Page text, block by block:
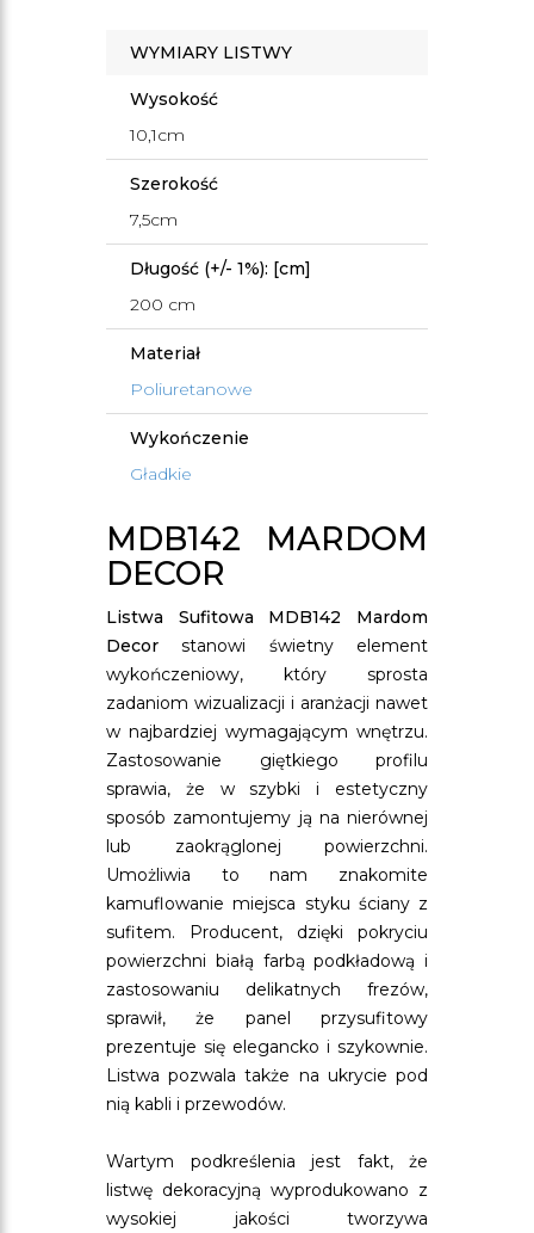
WYMIARY LISTWY
Wysokość
10,1cm
Szerokość
7,5cm
Długość (+/- 1%): [cm]
200 cm
Materiał
Poliuretanowe
Wykończenie
Gładkie
MDB142 MARDOM
DECOR
Listwa Sufitowa MDB142 Mardom
Decor stanowi świetny element
wykończeniowy, który sprosta
zadaniom wizualizacji i aranżacji nawet
w najbardziej wymagającym wnętrzu.
Zastosowanie giętkiego profilu
sprawia, że w szybki i estetyczny
sposób zamontujemy ją na nierównej
lub zaokrąglonej powierzchni.
Umożliwia to nam znakomite
kamuflowanie miejsca styku ściany z
sufitem. Producent, dzięki pokryciu
powierzchni białą farbą podkładową i
zastosowaniu delikatnych frezów,
sprawił, że panel przysufitowy
prezentuje się elegancko i szykownie.
Listwa pozwala także na ukrycie pod
nią kabli i przewodów.
Wartym podkreślenia jest fakt, że
listwę dekoracyjną wyprodukowano z
wysokiej jakości tworzywa